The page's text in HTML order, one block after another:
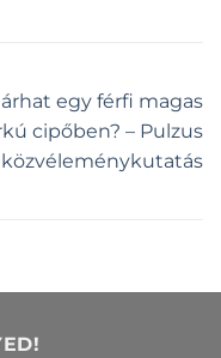
egy férfi magas
cipőben? – Pulzus
közvéleménykutatás